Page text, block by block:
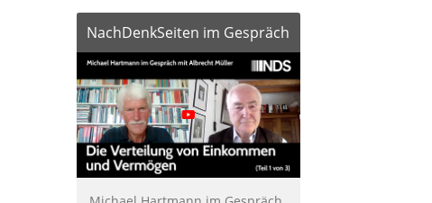
NachDenkSeiten im Gespräch